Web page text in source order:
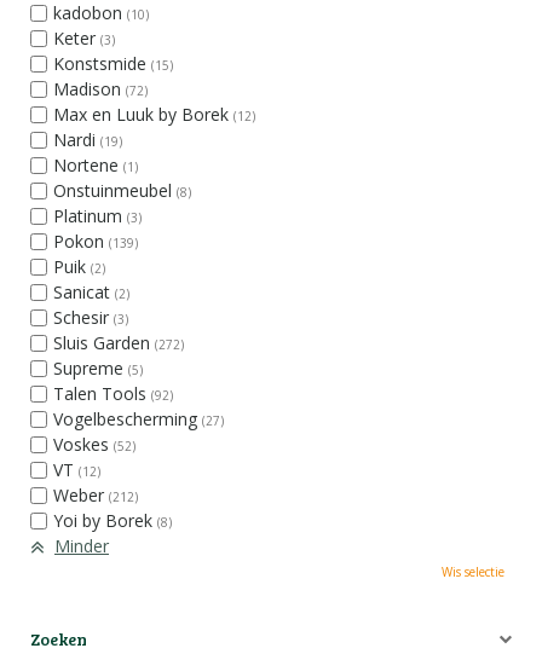
kadobon (10)
Keter (3)
Konstsmide (15)
Madison (72)
Max en Luuk by Borek (12)
Nardi (19)
Nortene (1)
Onstuinmeubel (8)
Platinum (3)
Pokon (139)
Puik (2)
Sanicat (2)
Schesir (3)
Sluis Garden (272)
Supreme (5)
Talen Tools (92)
Vogelbescherming (27)
Voskes (52)
VT (12)
Weber (212)
Yoi by Borek (8)
Minder
Wis selectie
Zoeken